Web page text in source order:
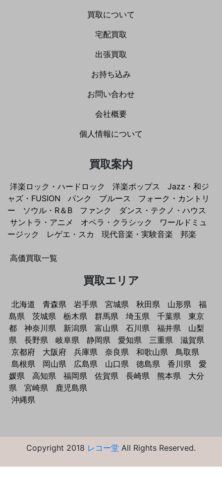
買取について
宅配買取
出張買取
お持ち込み
お問い合わせ
会社概要
個人情報について
買取案内
洋楽ロック・ハードロック 洋楽ポップス
Jazz・和ジ
ャズ・FUSION
パンク ブルース
フォーク・カントリ
ー
ソウル・R＆B ファンク
ダンス・テクノ・ハウス
サントラ・アニメ
オペラ・クラシック
ワールドミュ
ージック
レゲエ・スカ 現代音楽・実験音楽 邦楽
高価買取一覧
買取エリア
北海道 青森県 岩手県 宮城県 秋田県 山形県
福
島県
茨城県 栃木県 群馬県 埼玉県 千葉県
東京
都
神奈川県 新潟県 富山県 石川県 福井県
山梨
県
長野県 岐阜県 静岡県 愛知県 三重県
滋賀県
京都府
大阪府 兵庫県 奈良県 和歌山県
鳥取県
島根県
岡山県 広島県 山口県 徳島県 香川県
愛
媛県
高知県 福岡県 佐賀県 長崎県 熊本県
大分
県
宮崎県
鹿児島県
沖縄県
Copyright 2018 レコー堂 All Rights Reserved.